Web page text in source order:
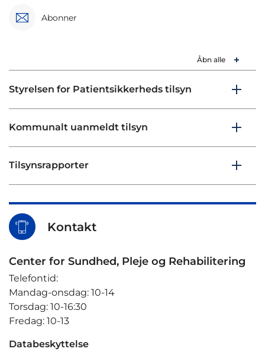
Abonner
Åbn alle
Styrelsen for Patientsikkerheds tilsyn
Kommunalt uanmeldt tilsyn
Tilsynsrapporter
Kontakt
Center for Sundhed, Pleje og Rehabilitering
Telefontid:
Mandag-onsdag: 10-14
Torsdag: 10-16:30
Fredag: 10-13
Databeskyttelse